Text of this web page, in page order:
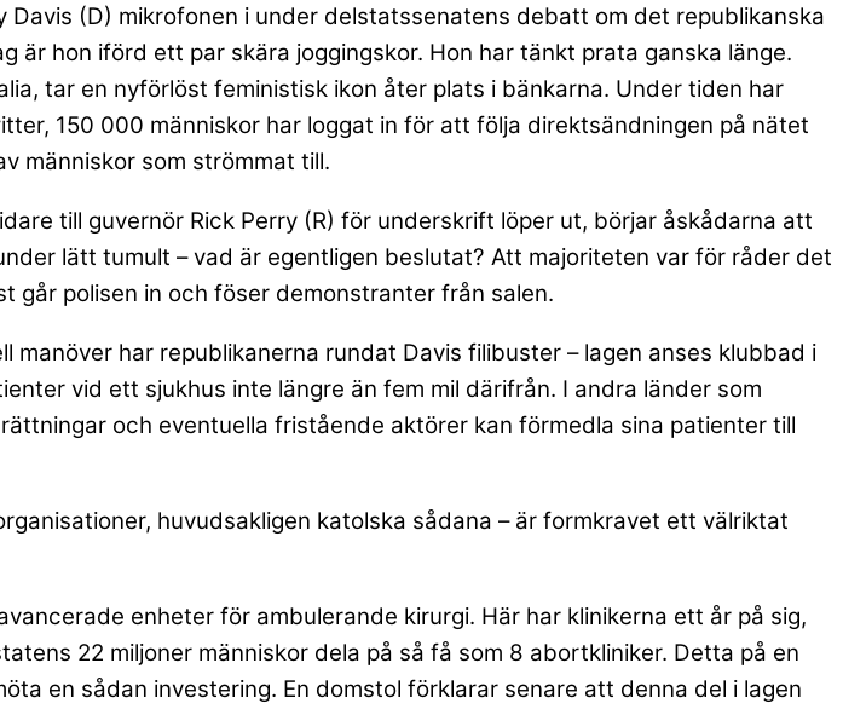
(D) mikrofonen i under delstatssenatens debatt om det republikanska
hon iförd ett par skära joggingskor. Hon har tänkt prata ganska länge.
tar en nyförlöst feministisk ikon åter plats i bänkarna. Under tiden har
150 000 människor har loggat in för att följa direktsändningen på nätet
människor som strömmat till.
till guvernör Rick Perry (R) för underskrift löper ut, börjar åskådarna att
lätt tumult – vad är egentligen beslutat? Att majoriteten var för råder det
går polisen in och föser demonstranter från salen.
har republikanerna rundat Davis filibuster – lagen anses klubbad i
vid ett sjukhus inte längre än fem mil därifrån. I andra länder som
och eventuella fristående aktörer kan förmedla sina patienter till
huvudsakligen katolska sådana – är formkravet ett välriktat
enheter för ambulerande kirurgi. Här har klinikerna ett år på sig,
22 miljoner människor dela på så få som 8 abortkliniker. Detta på en
en sådan investering. En domstol förklarar senare att denna del i lagen